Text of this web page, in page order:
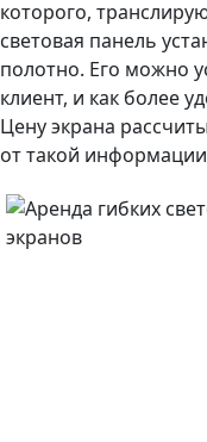
которого,
световая панель
полотно. Его можно
клиент, и как более
Цену экрана
от такой